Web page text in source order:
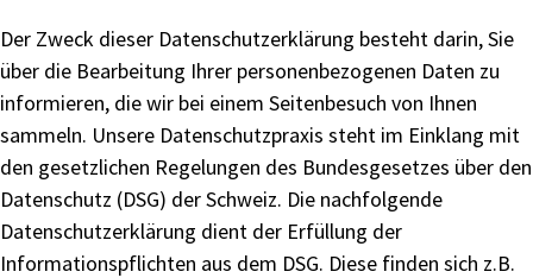
Der Zweck dieser Datenschutzerklärung besteht darin, Sie
über die Bearbeitung Ihrer personenbezogenen Daten zu
informieren, die wir bei einem Seitenbesuch von Ihnen
sammeln. Unsere Datenschutzpraxis steht im Einklang mit
den gesetzlichen Regelungen des Bundesgesetzes über den
Datenschutz (DSG) der Schweiz. Die nachfolgende
Datenschutzerklärung dient der Erfüllung der
Informationspflichten aus dem DSG. Diese finden sich z.B.